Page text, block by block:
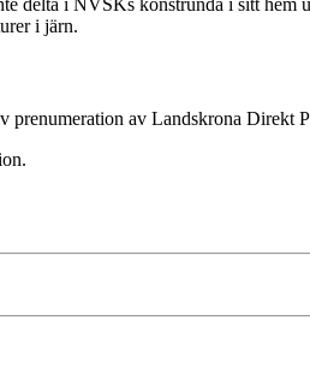
i järn.
prenumeration av Landskrona Direkt